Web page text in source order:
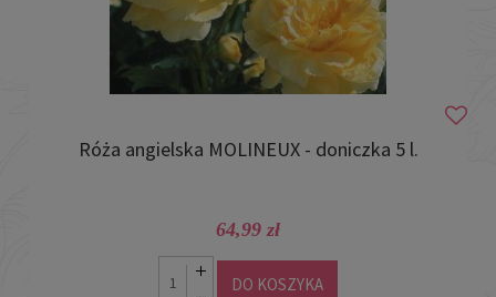
Róża angielska MOLINEUX - doniczka 5 l.
64,99 zł
DO KOSZYKA